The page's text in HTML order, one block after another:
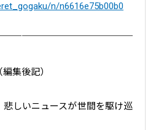
n/n6616e75b00b0
集後記）
しいニュースが世間を駆け巡